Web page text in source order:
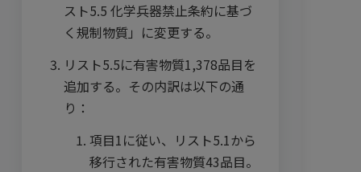
スト5.5 化学兵器禁止条約に基づ
く規制物質」に変更する。
リスト5.5に有害物質1,378品目を
追加する。その内訳は以下の通
り：
項目1に従い、リスト5.1から
移行された有害物質43品目。